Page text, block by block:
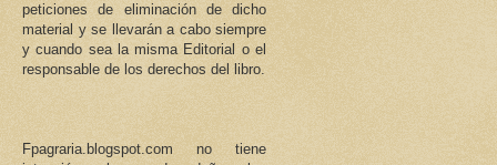
peticiones de eliminación de dicho
material y se llevarán a cabo siempre
y cuando sea la misma Editorial o el
responsable de los derechos del libro.
Fpagraria.blogspot.com no tiene